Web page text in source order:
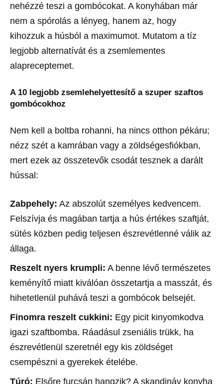
nehézzé teszi a gombócokat. A konyhában már
nem a spórolás a lényeg, hanem az, hogy
kihozzuk a húsból a maximumot. Mutatom a tíz
legjobb alternatívát és a zsemlementes
alapreceptemet.
A 10 legjobb zsemlehelyettesítő a szuper szaftos
gombócokhoz
Nem kell a boltba rohanni, ha nincs otthon pékáru;
nézz szét a kamrában vagy a zöldségesfiókban,
mert ezek az összetevők csodát tesznek a darált
hússal:
Zabpehely: Az abszolút személyes kedvencem.
Felszívja és magában tartja a hús értékes szaftját,
sütés közben pedig teljesen észrevétlenné válik az
állaga.
Reszelt nyers krumpli: A benne lévő természetes
keményítő miatt kiválóan összetartja a masszát, és
hihetetlenül puhává teszi a gombócok belsejét.
Finomra reszelt cukkini: Egy picit kinyomkodva
igazi szaftbomba. Ráadásul zseniális trükk, ha
észrevétlenül szeretnél egy kis zöldséget
csempészni a gyerekek ételébe.
Túró: Elsőre furcsán hangzik? A skandináv konyha